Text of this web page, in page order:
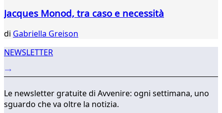
Jacques Monod, tra caso e necessità
di Gabriella Greison
NEWSLETTER
Le newsletter gratuite di Avvenire: ogni settimana, uno
sguardo che va oltre la notizia.